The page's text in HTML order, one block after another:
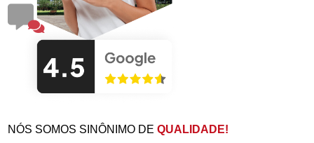
NÓS SOMOS SINÔNIMO DEQUALIDADE!